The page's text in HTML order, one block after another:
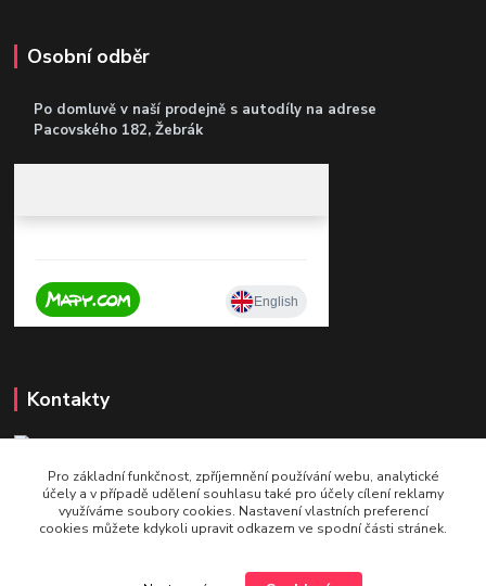
Osobní odběr
Po domluvě v naší prodejně s autodíly na adrese
Pacovského 182, Žebrák
Kontakty
+420 604 921 321
v pracovní době po - pá 9 - 16
Pro základní funkčnost, zpříjemnění používání webu, analytické
účely a v případě udělení souhlasu také pro účely cílení reklamy
využíváme soubory cookies. Nastavení vlastních preferencí
cookies můžete kdykoli upravit odkazem ve spodní části stránek.